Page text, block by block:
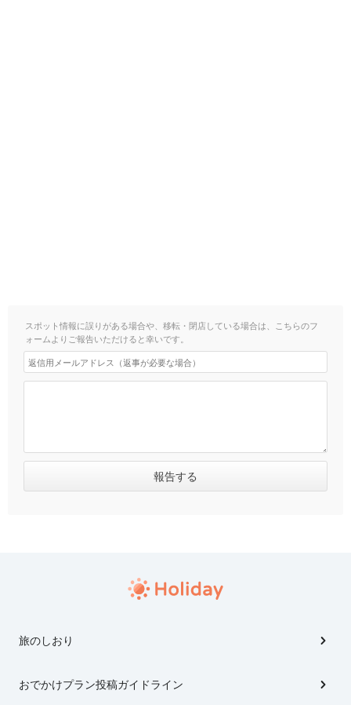
スポット情報に誤りがある場合や、移転・閉店している場合は、こちらのフ
ォームよりご報告いただけると幸いです。
旅のしおり
おでかけプラン投稿ガイドライン